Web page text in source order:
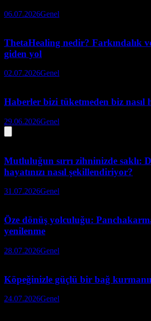
06.07.2026Genel
ThetaHealing nedir? Farkındalık
giden yol
02.07.2026Genel
Haberler bizi tüketmeden biz nasıl
29.06.2026Genel
Mutluluğun sırrı zihninizde saklı:
hayatınızı nasıl şekillendiriyor?
31.07.2026Genel
Öze dönüş yolculuğu:
yenilenme
28.07.2026Genel
Köpeğinizle güçlü bir bağ
24.07.2026Genel